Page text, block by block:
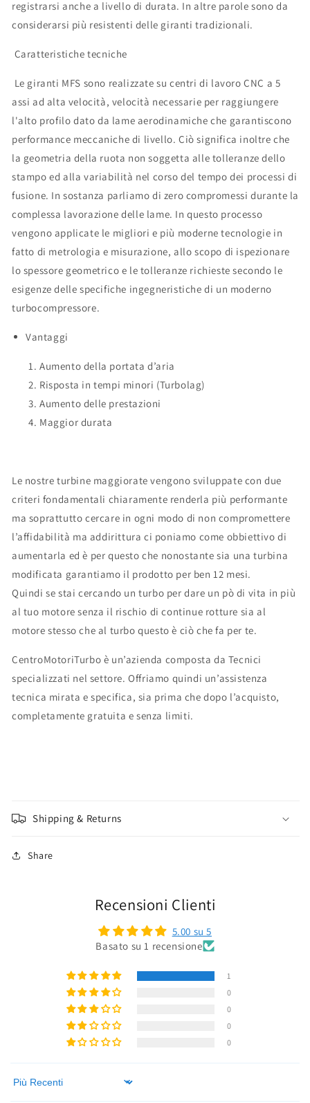
registrarsi anche a livello di durata. In altre parole sono da
considerarsi più resistenti delle giranti tradizionali.
Caratteristiche tecniche
Le giranti MFS sono realizzate su centri di lavoro CNC a 5
assi ad alta velocità, velocità necessarie per raggiungere
l'alto profilo dato da lame aerodinamiche che garantiscono
performance meccaniche di livello. Ciò significa inoltre che
la geometria della ruota non soggetta alle tolleranze dello
stampo ed alla variabilità nel corso del tempo dei processi di
fusione. In sostanza parliamo di zero compromessi durante la
complessa lavorazione delle lame. In questo processo
vengono applicate le migliori e più moderne tecnologie in
fatto di metrologia e misurazione, allo scopo di ispezionare
lo spessore geometrico e le tolleranze richieste secondo le
esigenze delle specifiche ingegneristiche di un moderno
turbocompressore.
Vantaggi
Aumento della portata d’aria
Risposta in tempi minori (Turbolag)
Aumento delle prestazioni
Maggior durata
Le nostre turbine maggiorate vengono sviluppate con due
criteri fondamentali chiaramente renderla più performante
ma soprattutto cercare in ogni modo di non compromettere
l’affidabilità ma addirittura ci poniamo come obbiettivo di
aumentarla ed è per questo che nonostante sia una turbina
modificata garantiamo il prodotto per ben 12 mesi.
Quindi se stai cercando un turbo per dare un pò di vita in più
al tuo motore senza il rischio di continue rotture sia al
motore stesso che al turbo questo è ciò che fa per te.
CentroMotoriTurbo è un’azienda composta da Tecnici
specializzati nel settore. Offriamo quindi un’assistenza
tecnica mirata e specifica, sia prima che dopo l’acquisto,
completamente gratuita e senza limiti.
Shipping & Returns
Share
Recensioni Clienti
5.00 su 5
Basato su 1 recensione
1
0
0
0
0
Sort by